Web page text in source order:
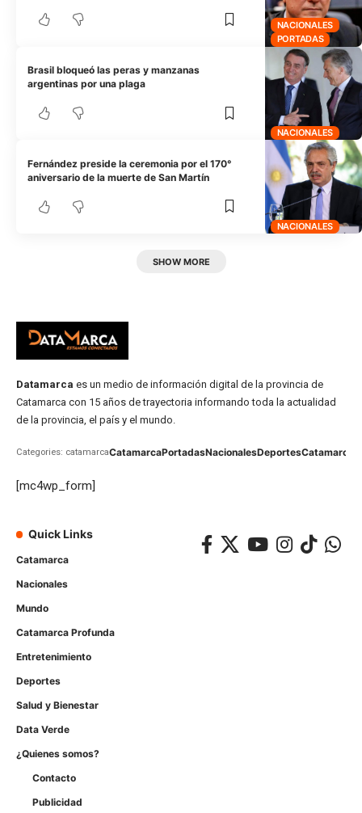
NACIONALES
PORTADAS
NACIONALES
Brasil bloqueó las peras y manzanas
argentinas por una plaga
NACIONALES
Fernández preside la ceremonia por el 170°
aniversario de la muerte de San Martín
SHOW MORE
Datamarca es un medio de información digital de la provincia de
Catamarca con 15 años de trayectoria informando toda la actualidad
de la provincia, el país y el mundo.
Categories: catamarcaCatamarcaPortadasNacionalesDeportesCatamarca
[mc4wp_form]
Quick Links
Catamarca
Nacionales
Mundo
Catamarca Profunda
Entretenimiento
Deportes
Salud y Bienestar
Data Verde
¿Quienes somos?
Contacto
Publicidad